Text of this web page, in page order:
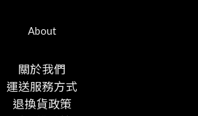
About
關於我們
運送服務方式
退換貨政策